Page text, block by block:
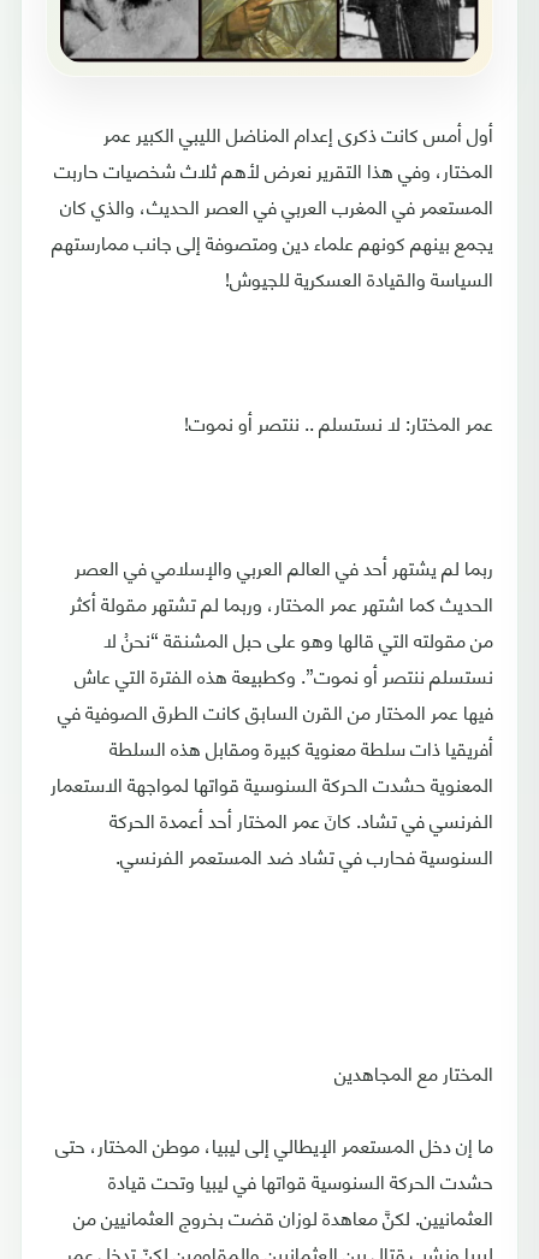
أول أمس كانت ذكرى إعدام المناضل الليبي الكبير عمر
المختار، وفي هذا التقرير نعرض لأهم ثلاث شخصيات حاربت
المستعمر في المغرب العربي في العصر الحديث، والذي كان
يجمع بينهم كونهم علماء دين ومتصوفة إلى جانب ممارستهم
السياسة والقيادة العسكرية للجيوش!
عمر المختار: لا نستسلم .. ننتصر أو نموت!
ربما لم يشتهر أحد في العالم العربي والإسلامي في العصر
الحديث كما اشتهر عمر المختار، وربما لم تشتهر مقولة أكثر
من مقولته التي قالها وهو على حبل المشنقة “نحنُ لا
نستسلم ننتصر أو نموت”. وكطبيعة هذه الفترة التي عاش
فيها عمر المختار من القرن السابق كانت الطرق الصوفية في
أفريقيا ذات سلطة معنوية كبيرة ومقابل هذه السلطة
المعنوية حشدت الحركة السنوسية قواتها لمواجهة الاستعمار
الفرنسي في تشاد. كانَ عمر المختار أحد أعمدة الحركة
السنوسية فحارب في تشاد ضد المستعمر الفرنسي.
المختار مع المجاهدين
ما إن دخل المستعمر الإيطالي إلى ليبيا، موطن المختار، حتى
حشدت الحركة السنوسية قواتها في ليبيا وتحت قيادة
العثمانيين. لكنَّ معاهدة لوزان قضت بخروج العثمانيين من